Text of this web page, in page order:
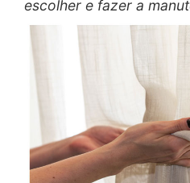
escolher e fazer a